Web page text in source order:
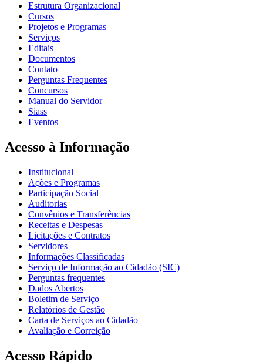
Estrutura Organizacional
Cursos
Projetos e Programas
Serviços
Editais
Documentos
Contato
Perguntas Frequentes
Concursos
Manual do Servidor
Siass
Eventos
Acesso à Informação
Institucional
Ações e Programas
Participação Social
Auditorias
Convênios e Transferências
Receitas e Despesas
Licitações e Contratos
Servidores
Informações Classificadas
Serviço de Informação ao Cidadão (SIC)
Perguntas frequentes
Dados Abertos
Boletim de Serviço
Relatórios de Gestão
Carta de Serviços ao Cidadão
Avaliação e Correição
Acesso Rápido